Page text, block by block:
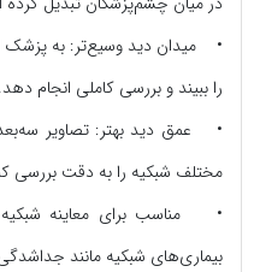
• میدان دید وسیع‌تر: به پزشک
را ببیند و بررسی کاملی انجام دهد.
• عمق دید بهتر: تصاویر
مختلف شبکیه را به دقت بررسی
• مناسب برای معاینه
بیماری‌های شبکیه مانند